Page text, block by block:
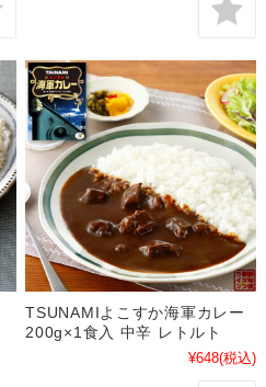
TSUNAMIよこすか海軍カレー
200g×1食入 中辛 レトルト
¥648(税込)